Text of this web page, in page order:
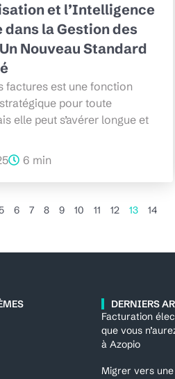
et l’Intelligence
la Gestion des
Nouveau Standard
factures est une fonction
pour toute
elle peut s’avérer longue et
6 min
6 7 8 9 10 11 12 13 14
DERNIERS
Facturation
que vous
à Azopio
Migrer vers